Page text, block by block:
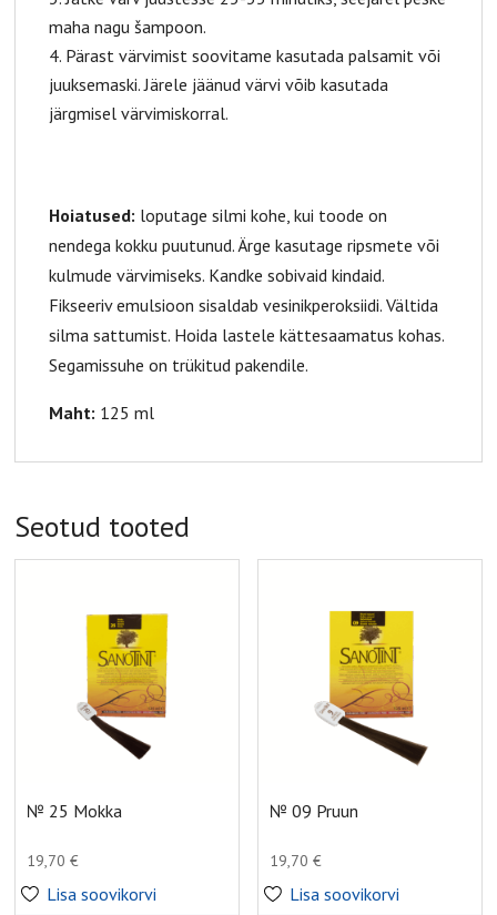
maha nagu šampoon.
Pärast värvimist soovitame kasutada palsamit või
juuksemaski. Järele jäänud värvi võib kasutada
järgmisel värvimiskorral.
Hoiatused: loputage silmi kohe, kui toode on
nendega kokku puutunud. Ärge kasutage ripsmete või
kulmude värvimiseks. Kandke sobivaid kindaid.
Fikseeriv emulsioon sisaldab vesinikperoksiidi. Vältida
silma sattumist. Hoida lastele kättesaamatus kohas.
Segamissuhe on trükitud pakendile.
Maht: 125 ml
Seotud tooted
№ 25 Mokka
19,70€
Lisa soovikorvi
№ 09 Pruun
19,70€
Lisa soovikorvi